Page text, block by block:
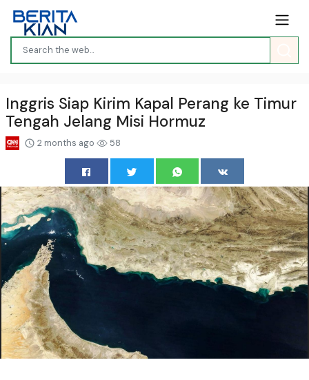
Inggris Siap Kirim Kapal Perang ke Timur
Tengah Jelang Misi Hormuz
2 months ago 58